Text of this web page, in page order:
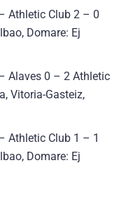
Athletic Club 2 – 0
Domare: Ej
Alaves 0 – 2 Athletic
Vitoria-Gasteiz,
Athletic Club 1 – 1
Domare: Ej